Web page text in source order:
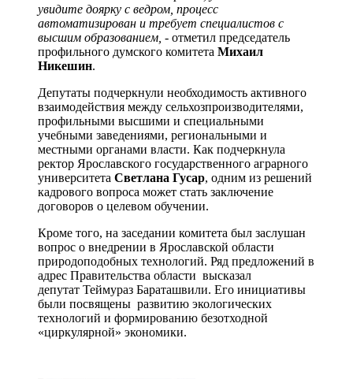
увидите доярку с ведром, процесс
автоматизирован и требует специалистов с
высшим образованием, - отметил председатель
профильного думского комитета Михаил
Никешин.
Депутаты подчеркнули необходимость активного
взаимодействия между сельхозпроизводителями,
профильными высшими и специальными
учебными заведениями, региональными и
местными органами власти. Как подчеркнула
ректор Ярославского государственного аграрного
университета Светлана Гусар, одним из решений
кадрового вопроса может стать заключение
договоров о целевом обучении.
Кроме того, на заседании комитета был заслушан
вопрос о внедрении в Ярославской области
природоподобных технологий. Ряд предложений в
адрес Правительства области высказал
депутат Теймураз Бараташвили. Его инициативы
были посвящены развитию экологических
технологий и формированию безотходной
«циркулярной» экономики.